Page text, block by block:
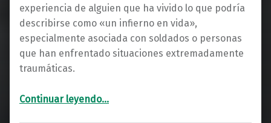
experiencia de alguien que ha vivido lo que podría
describirse como «un infierno en vida»,
especialmente asociada con soldados o personas
que han enfrentado situaciones extremadamente
traumáticas.
Continuar leyendo“Mirada de las Mil Yardas: El Enigma del Alma Vacía”
…